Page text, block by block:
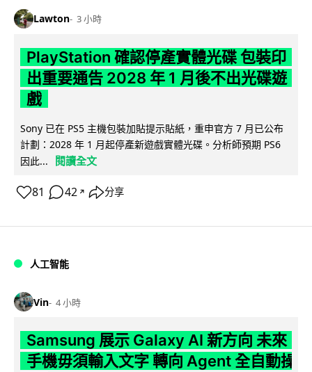
Lawton 3 小時
PlayStation 確認停產實體光碟 包裝印
出重要通告 2028 年 1 月後不出光碟遊
戲
Sony 已在 PS5 主機包裝加貼提示貼紙，重申官方 7 月已公布
計劃：2028 年 1 月起停產新遊戲實體光碟。分析師預期 PS6
因此...
閱讀全文
81 42 ↗ 分享
人工智能
Vin 4 小時
Samsung 展示 Galaxy AI 新方向 未來
手機毋須輸入文字 轉向 Agent 全自動操